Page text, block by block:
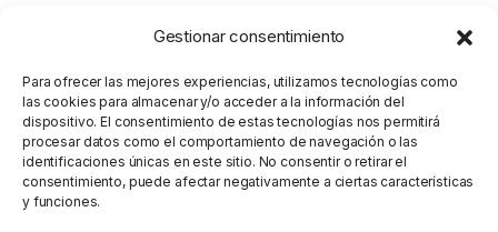
Gestionar consentimiento
Para ofrecer las mejores experiencias, utilizamos tecnologías como
las cookies para almacenar y/o acceder a la información del
dispositivo. El consentimiento de estas tecnologías nos permitirá
procesar datos como el comportamiento de navegación o las
identificaciones únicas en este sitio. No consentir o retirar el
consentimiento, puede afectar negativamente a ciertas características
y funciones.